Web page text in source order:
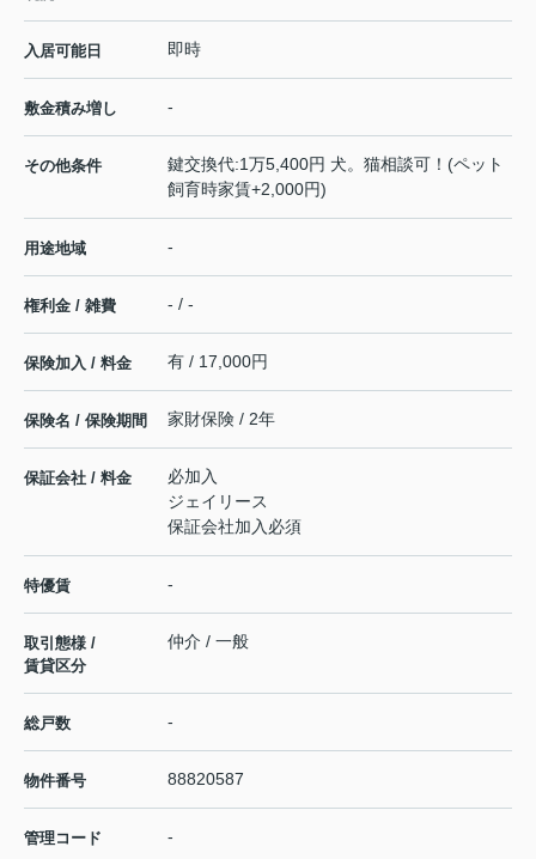
入居可能日 即時
敷金積み増し -
その他条件
鍵交換代:1万5,400円 犬。猫相談可！(ペット
飼育時家賃+2,000円)
用途地域 -
権利金 / 雑費 - / -
保険加入 / 料金 有 / 17,000円
保険名 / 保険期間 家財保険 / 2年
保証会社 / 料金
必加入
ジェイリース
保証会社加入必須
特優賃 -
取引態様 /
賃貸区分
仲介 / 一般
総戸数 -
物件番号 88820587
管理コード -